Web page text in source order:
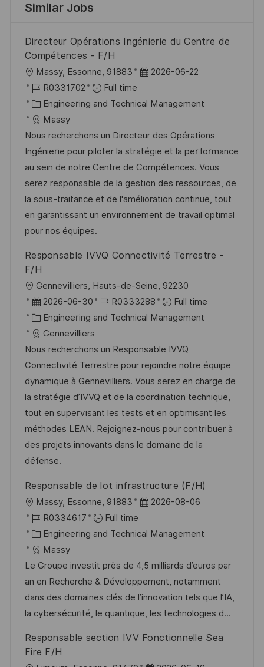
Similar Jobs
Directeur Opérations Ingénierie du Centre de
Compétences - F/H
L
o
c
a
t
i
o
n
Massy, Essonne, 91883
P
s
e
d
D
a
t
e
2026-06-22
J
o
b
I
d
R0331702
Full time
C
a
t
e
g
o
r
y
Engineering and Technical Management
Massy
Nous recherchons un Directeur des Opérations
Ingénierie pour piloter la stratégie et la performance
au sein de notre Centre de Compétences. Vous
serez responsable de la gestion des ressources, de
la sous-traitance et de l'amélioration continue, tout
en garantissant un environnement de travail optimal
pour nos équipes.
Responsable IVVQ Connectivité Terrestre -
F/H
L
o
c
a
t
i
o
n
Gennevilliers, Hauts-de-Seine, 92230
P
o
s
t
e
d
D
a
t
e
2026-06-30
J
o
I
d
R0333288
Full time
C
a
t
e
g
o
r
y
Engineering and Technical Management
Gennevilliers
Nous recherchons un Responsable IVVQ
Connectivité Terrestre pour rejoindre notre équipe
dynamique à Gennevilliers. Vous serez en charge de
la stratégie d’IVVQ et de la coordination technique,
tout en supervisant les tests et en optimisant les
méthodes LEAN. Rejoignez-nous pour contribuer à
des projets innovants dans le domaine de la
défense.
Responsable de lot infrastructure (F/H)
L
o
c
a
t
i
o
n
Massy, Essonne, 91883
P
s
e
d
D
a
e
2026-08-06
J
o
b
I
d
R0334617
Full time
C
a
t
e
g
o
y
Engineering and Technical Management
Massy
Le Groupe investit près de 4,5 milliards d’euros par
an en Recherche & Développement, notamment
dans des domaines clés de l’innovation tels que l’IA,
la cybersécurité, le quantique, les technologies d...
Responsable section IVV Fonctionnelle Sea
Fire F/H